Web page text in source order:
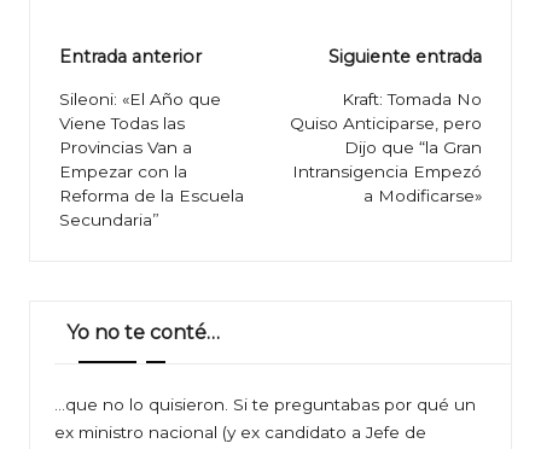
Navegación
de
entradas
Entrada anterior
Sileoni: «El Año que
Viene Todas las
Provincias Van a
Empezar con la
Reforma de la Escuela
Secundaria”
Siguiente entrada
Kraft: Tomada No
Quiso Anticiparse, pero
Dijo que “la Gran
Intransigencia Empezó
a Modificarse»
Yo no te conté…
…que no lo quisieron. Si te preguntabas por qué un
ex ministro nacional (y ex candidato a Jefe de